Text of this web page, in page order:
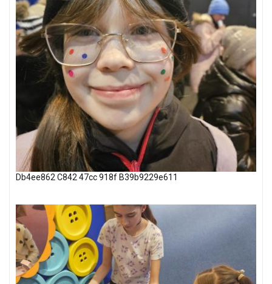
Db4ee862 C842 47cc 918f B39b9229e611